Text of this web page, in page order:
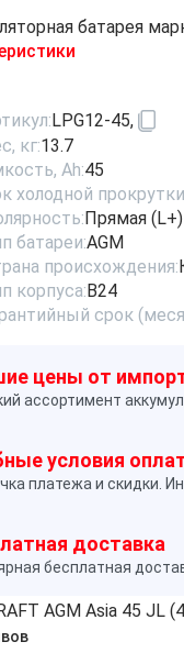
батарея
LPG12-45,
кг:13.7
Ah:45
холодной
Прямая (L+)
батареи:AGM
происхождения:
корпуса:B24
срок
цены от
ассортимент
условия
платежа и скидки.
доставка
бесплатная
AGM Asia 45 JL